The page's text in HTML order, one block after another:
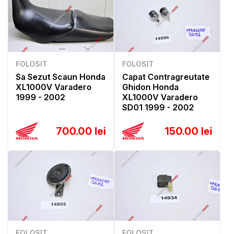
FOLOSIT
Sa Sezut Scaun Honda
XL1000V Varadero
1999 - 2002
700.00 lei
FOLOSIT
Capat Contragreutate
Ghidon Honda
XL1000V Varadero
SD01 1999 - 2002
150.00 lei